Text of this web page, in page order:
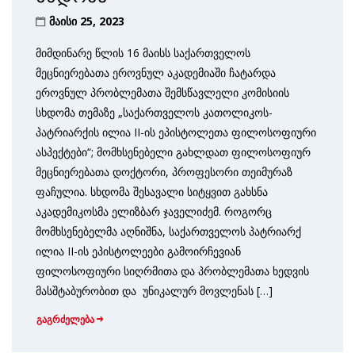
მაისი 25, 2023
მიმდინარე წლის 16 მაისს საქართველოს
მეცნიერებათა ეროვნულ აკადემიაში ჩატარდა
ეროვნულ პრობლემათა შემსწავლელი კომისიის
სხდომა თემაზე „საქართველოს კათოლიკოს-
პატრიარქის ილია II-ის ეპისტოლეთა ფილოსოფიური
ასპექტები“; მომხსენებელი გახლდათ ფილოსოფიურ
მეცნიერებათა დოქტორი, პროფესორი თეიმურაზ
ფაჩულია. სხდომა შესავალი სიტყვით გახსნა
აკადემიკოსმა ელიზბარ ჯაველიძემ. როგორც
მომხსენებელმა აღნიშნა, საქართველოს პატრიარქ
ილია II-ის ეპისტოლეები გამოირჩევიან
ფილოსოფიური სიღრმითა და პრობლემათა ხედვის
მასშტაბურობით და უნიკალურ მოვლენას […]
გაგრძელება